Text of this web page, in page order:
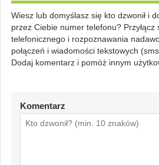
Wiesz lub domyślasz się kto dzwonił i
przez Ciebie numer telefonu?
telefonicznego i rozpoznawania
połączeń i wiadomości tekstowych
Dodaj komentarz i pomóż innym
Komentarz